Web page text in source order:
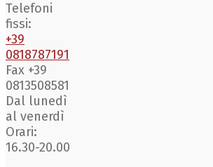
Telefoni
fissi:
+39
0818787191
Fax +39
0813508581
Dal lunedì
al venerdì
Orari:
16.30-20.00